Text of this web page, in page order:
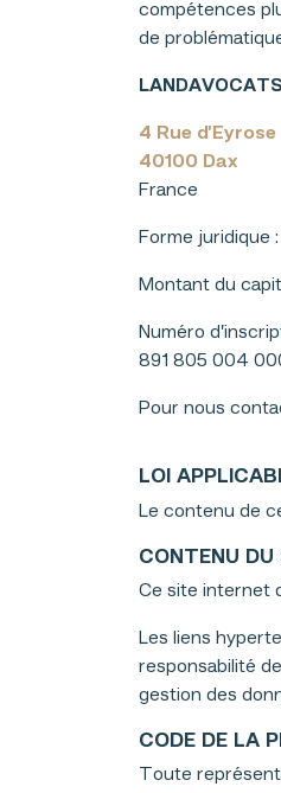
compétences
de
LANDAVOCATS
4 Rue d’Eyrose
40100 Dax
France
Forme juridique :
Montant du
Numéro
891 805 004
Pour nous
LOI
Le contenu de
CONTENU
Ce site internet
Les liens
responsabilité
gestion des
CODE DE LA
Toute